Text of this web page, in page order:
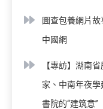
圖查包養網片故
中國網
【專訪】湖南
家、中南年夜
書院的“建筑意”